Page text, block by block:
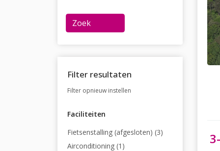
Zoek
Filter resultaten
Filter opnieuw instellen
Faciliteiten
Fietsenstalling (afgesloten) (3)
Airconditioning (1)